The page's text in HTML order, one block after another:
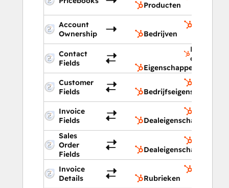
Producten
Account
Ownership
Bedrijven
Contact
Fields
Eigenschappen
Customer
Fields
Bedrijfseigenschappen
Invoice
Fields
Dealeigenschappen
Sales
Order
Fields
Dealeigenschappen
Invoice
Details
Rubrieken